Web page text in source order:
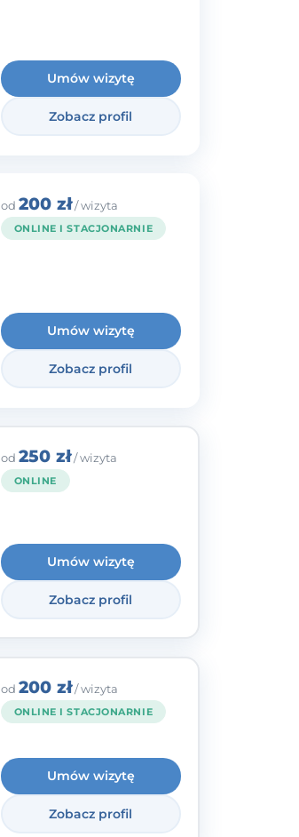
Umów wizytę
Zobacz profil
od 200 zł/ wizyta
ONLINE I STACJONARNIE
Umów wizytę
Zobacz profil
od 250 zł/ wizyta
ONLINE
Umów wizytę
Zobacz profil
od 200 zł/ wizyta
ONLINE I STACJONARNIE
Umów wizytę
Zobacz profil